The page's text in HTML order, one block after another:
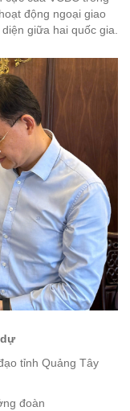
động ngoại giao
giữa hai quốc gia.
tỉnh Quảng Tây
đoàn